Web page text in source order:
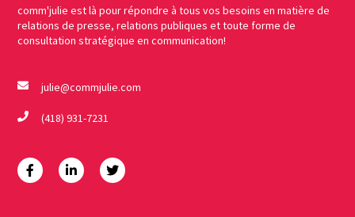
comm'julie est là pour répondre à tous vos besoins en matière de
relations de presse, relations publiques et toute forme de
consultation stratégique en communication!
julie@commjulie.com
(418) 931-7231